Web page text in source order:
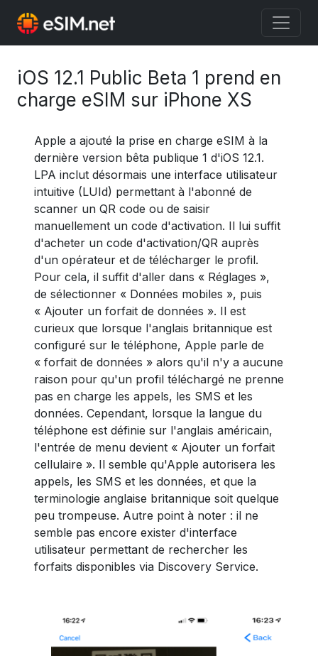
iOS 12.1 Public Beta 1 prend en
charge eSIM sur iPhone XS
Apple a ajouté la prise en charge eSIM à la
dernière version bêta publique 1 d'iOS 12.1.
LPA inclut désormais une interface utilisateur
intuitive (LUId) permettant à l'abonné de
scanner un QR code ou de saisir
manuellement un code d'activation. Il lui suffit
d'acheter un code d'activation/QR auprès
d'un opérateur et de télécharger le profil.
Pour cela, il suffit d'aller dans « Réglages »,
de sélectionner « Données mobiles », puis
« Ajouter un forfait de données ». Il est
curieux que lorsque l'anglais britannique est
configuré sur le téléphone, Apple parle de
« forfait de données » alors qu'il n'y a aucune
raison pour qu'un profil téléchargé ne prenne
pas en charge les appels, les SMS et les
données. Cependant, lorsque la langue du
téléphone est définie sur l'anglais américain,
l'entrée de menu devient « Ajouter un forfait
cellulaire ». Il semble qu'Apple autorisera les
appels, les SMS et les données, et que la
terminologie anglaise britannique soit quelque
peu trompeuse. Autre point à noter : il ne
semble pas encore exister d'interface
utilisateur permettant de rechercher les
forfaits disponibles via Discovery Service.